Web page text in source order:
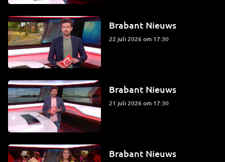
Brabant Nieuws
22 juli 2026 om 17:30
Brabant Nieuws
21 juli 2026 om 17:30
Brabant Nieuws